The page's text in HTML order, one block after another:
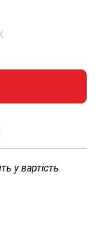
у вартість